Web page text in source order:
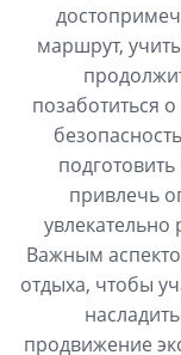
маршрут,
позаботиться
привлечь
увлекательно
Важным
отдыха, чтобы
продвижение